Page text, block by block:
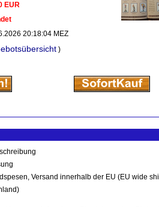
EUR
20:18:04 MEZ
)
Versand innerhalb der EU (EU wide